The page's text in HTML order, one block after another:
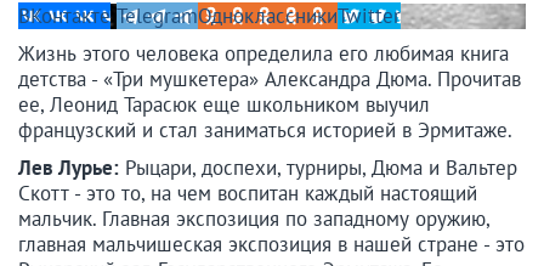
ВКонтакте TelegramОдноклассникиTwitter
Жизнь этого человека определила его любимая книга
детства - «Три мушкетера» Александра Дюма. Прочитав
ее, Леонид Тарасюк еще школьником выучил
французский и стал заниматься историей в Эрмитаже.
Лев Лурье: Рыцари, доспехи, турниры, Дюма и Вальтер
Скотт - это то, на чем воспитан каждый настоящий
мальчик. Главная экспозиция по западному оружию,
главная мальчишеская экспозиция в нашей стране - это